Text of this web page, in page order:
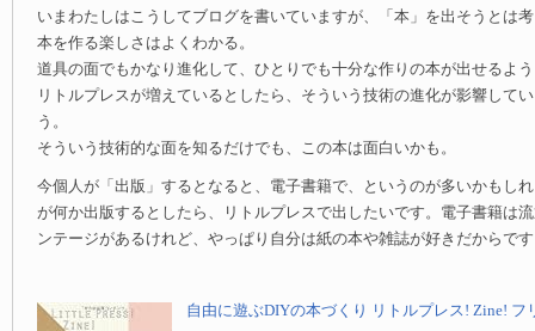
いまわたしはこうしてブログを書いていますが、「本」を出そうとは
本を作る楽しさはよくわかる。
道具の面でもかなり進化して、ひとりでも十分な作りの本が出せるよ
リトルプレスが増えているとしたら、そういう技術の進化が影響して
う。
そういう技術的な面を知るだけでも、この本は面白いかも。
今個人が「出版」するとなると、電子書籍で、というのが多いかもし
が何か出版するとしたら、リトルプレスで出したいです。電子書籍は
ンテージがあるけれど、やっぱり自分は紙の本や雑誌が好きだからで
自由に遊ぶDIYの本づくり リトルプレス! Zine! フ